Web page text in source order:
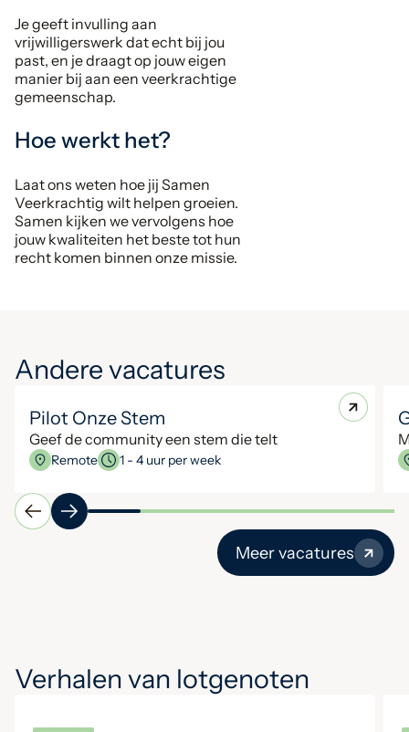
Je geeft invulling aan
vrijwilligerswerk dat echt bij jou
past, en je draagt op jouw eigen
manier bij aan een veerkrachtige
gemeenschap.
Hoe werkt het?
Laat ons weten hoe jij Samen
Veerkrachtig wilt helpen groeien.
Samen kijken we vervolgens hoe
jouw kwaliteiten het beste tot hun
recht komen binnen onze missie.
Andere vacatures
Pilot Onze Stem
Geef de community een stem die telt
Remote 1 - 4 uur per week
Meer vacatures
Verhalen van lotgenoten